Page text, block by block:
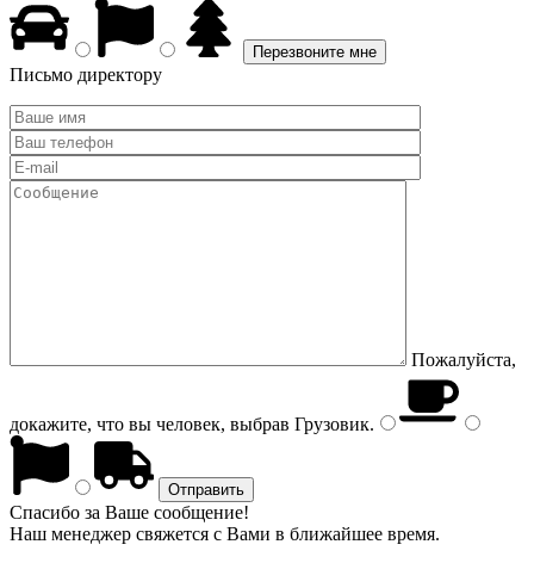
Письмо директору
Пожалуйста,
докажите, что вы человек, выбрав Грузовик.
Спасибо за Ваше сообщение!
Наш менеджер свяжется с Вами в ближайшее время.